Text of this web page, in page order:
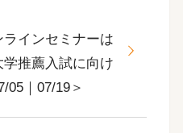
ラインセミナーは
推薦入試に向け
05｜07/19＞